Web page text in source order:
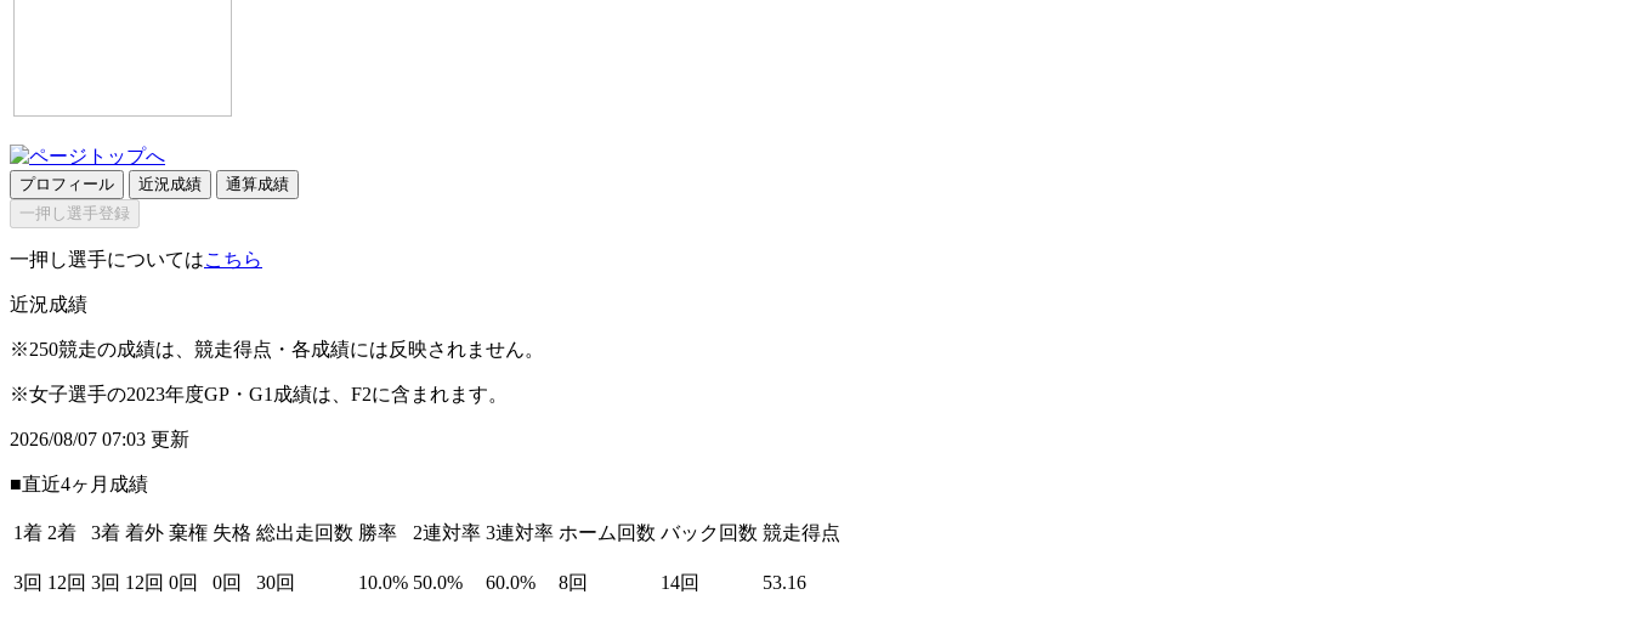
プロフィール 近況成績
通算成績
一押し選手登録
一押し選手についてはこちら
近況成績
※250競走の成績は、競走得点・各成績には反映されません。
※女子選手の2023年度GP・G1成績は、F2に含まれます。
2026/08/07 07:03 更新
■直近4ヶ月成績
1着 2着 3着 着外 棄権 失格 総出走回数 勝率 2連対率 3連対率 ホーム回数 バック回数 競走得点
3回 12回 3回 12回 0回 0回 30回 10.0% 50.0% 60.0% 8回 14回 53.16